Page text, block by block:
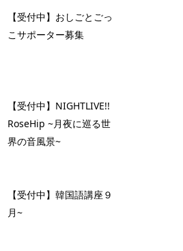
【受付中】おしごとごっ
こサポーター募集
【受付中】NIGHTLIVE!!
RoseHip ~月夜に巡る世
界の音風景~
【受付中】韓国語講座９
月~